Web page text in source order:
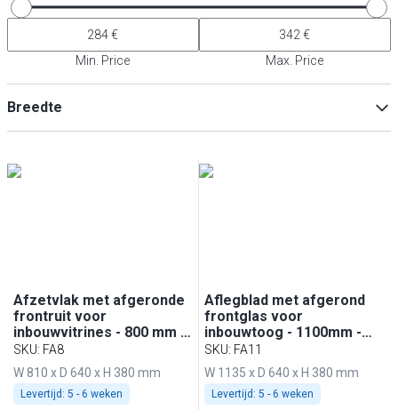
Min. Price Max. Price
Breedte
Afzetvlak met afgeronde
frontruit voor
inbouwvitrines - 800 mm -
voor BA86, WA86, KA86,
PA86 & EA86
SKU: FA8
W 810 x D 640 x H 380 mm
Levertijd: 5 - 6 weken
Aflegblad met afgerond
frontglas voor
inbouwtoog - 1100mm -
voor BA116, WA116,
KA116, PA116 & EA116
SKU: FA11
W 1135 x D 640 x H 380 mm
Levertijd: 5 - 6 weken